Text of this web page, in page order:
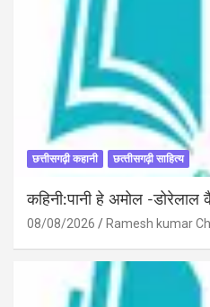
छत्तीसगढ़ी कहानी छत्‍तीसगढ़ी साहित्‍य
कहिनी:पानी हे अमोल -डोरेलाल
08/08/2026 Ramesh kumar